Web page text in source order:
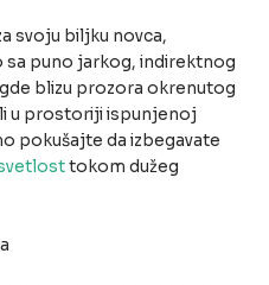
svoju biljku novca,
puno jarkog, indirektnog
blizu prozora okrenutog
u prostoriji ispunjenoj
pokušajte da izbegavate
tokom dužeg